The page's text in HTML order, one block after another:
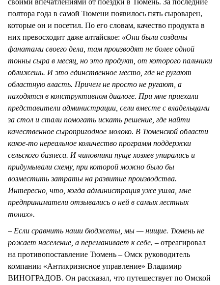
своими впечатлениями от поездки в Тюмень. За последние
полтора года в самой Тюмени появилось пять сыроварен,
которые он и посетил. По его словам, качество продукта в
них превосходит даже алтайское: «Они были созданы
фанатами своего дела, там производят не более одной
тонны сыра в месяц, но это продукт, от которого пальчики
оближешь. И это единственное место, где не ругают
областную власть. Причем не просто не ругают, а
находятся в конструктивном диалоге. При мне приехали
представители администрации, сели вместе с владельцами
за стол и стали помогать искать решение, где найти
качественное сыропригодное молоко. В Тюменской области
какое-то нереальное количество программ поддержки
сельского бизнеса. И чиновники пуще хозяев упирались и
придумывали схему, при которой можно было бы
возместить затраты на развитие производства.
Интересно, что, когда администрация уже ушла, мне
предприниматели отзывались о ней в самых лестных
тонах».
– Если сравнить наши бюджеты, мы — нищие. Тюмень не
рожает население, а переманивает к себе, – отреагировал
на противопоставление Тюмень – Омск руководитель
компании «Антикризисное управление» Владимир
ВИНОГРАДОВ. Он рассказал, что путешествует по Омской